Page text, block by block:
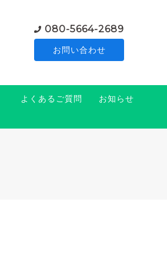
080-5664-2689
お問い合わせ
よくあるご質問
お知らせ